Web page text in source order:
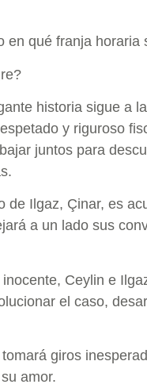
en qué franja horaria
historia sigue a
y riguroso
juntos para
de Ilgaz, Çinar, es
a un lado sus
Ceylin e
el caso,
giros
amor.